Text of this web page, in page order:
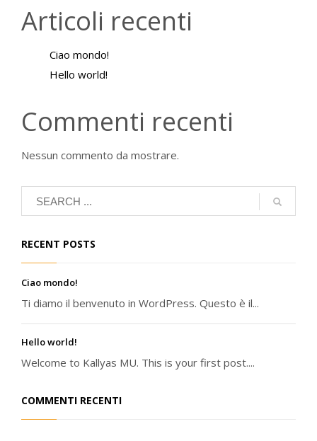
Articoli recenti
Ciao mondo!
Hello world!
Commenti recenti
Nessun commento da mostrare.
RECENT POSTS
Ciao mondo!
Ti diamo il benvenuto in WordPress. Questo è il...
Hello world!
Welcome to Kallyas MU. This is your first post....
COMMENTI RECENTI